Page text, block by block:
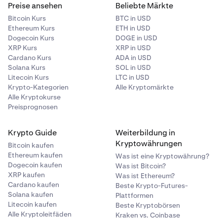
Preise ansehen
Bitcoin Kurs
Ethereum Kurs
Dogecoin Kurs
XRP Kurs
Cardano Kurs
Solana Kurs
Litecoin Kurs
Krypto-Kategorien
Alle Kryptokurse
Preisprognosen
Beliebte Märkte
BTC in USD
ETH in USD
DOGE in USD
XRP in USD
ADA in USD
SOL in USD
LTC in USD
Alle Kryptomärkte
Krypto Guide
Bitcoin kaufen
Ethereum kaufen
Dogecoin kaufen
XRP kaufen
Cardano kaufen
Solana kaufen
Litecoin kaufen
Alle Kryptoleitfäden
Weiterbildung in
Kryptowährungen
Was ist eine Kryptowährung?
Was ist Bitcoin?
Was ist Ethereum?
Beste Krypto-Futures-
Plattformen
Beste Kryptobörsen
Kraken vs. Coinbase